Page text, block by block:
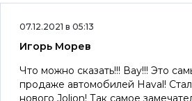
07.12.2021 в 05:13
Игорь Морев
Что можно сказать!!! Вау!!! Это
продаже автомобилей Haval!
нового Jolion! Так самое